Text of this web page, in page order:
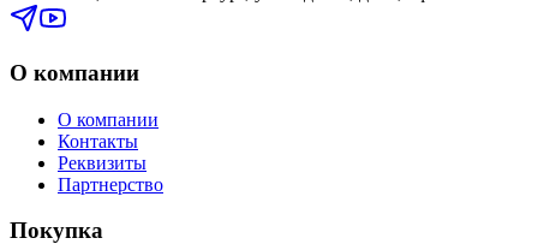
О компании
О компании
Контакты
Реквизиты
Партнерство
Покупка